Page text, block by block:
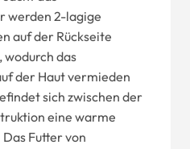
werden 2-lagige
auf der Rückseite
das
der Haut vermieden
sich zwischen der
eine warme
Futter von